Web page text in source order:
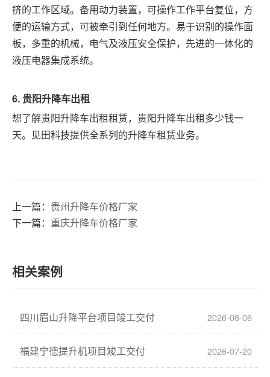
挤的工作区域。备用动力装置，可操作工作平台复位，方
便的运输方式，可被牵引到任何地方。易于识别的操作面
板，多重的机械，电气及液压安全保护，先进的一体化的
液压电器集成系统。
6. 贵阳升降车出租
想了解贵阳升降车出租租赁，贵阳升降车出租多少钱一
天。见田科技提供全系列的升降车租赁业务。
上一篇： 贵州升降车价格厂家
下一篇： 重庆升降车价格厂家
相关案例
四川眉山升降平台项目竣工交付 2026-08-06
福建宁德提升机项目竣工交付 2026-07-20